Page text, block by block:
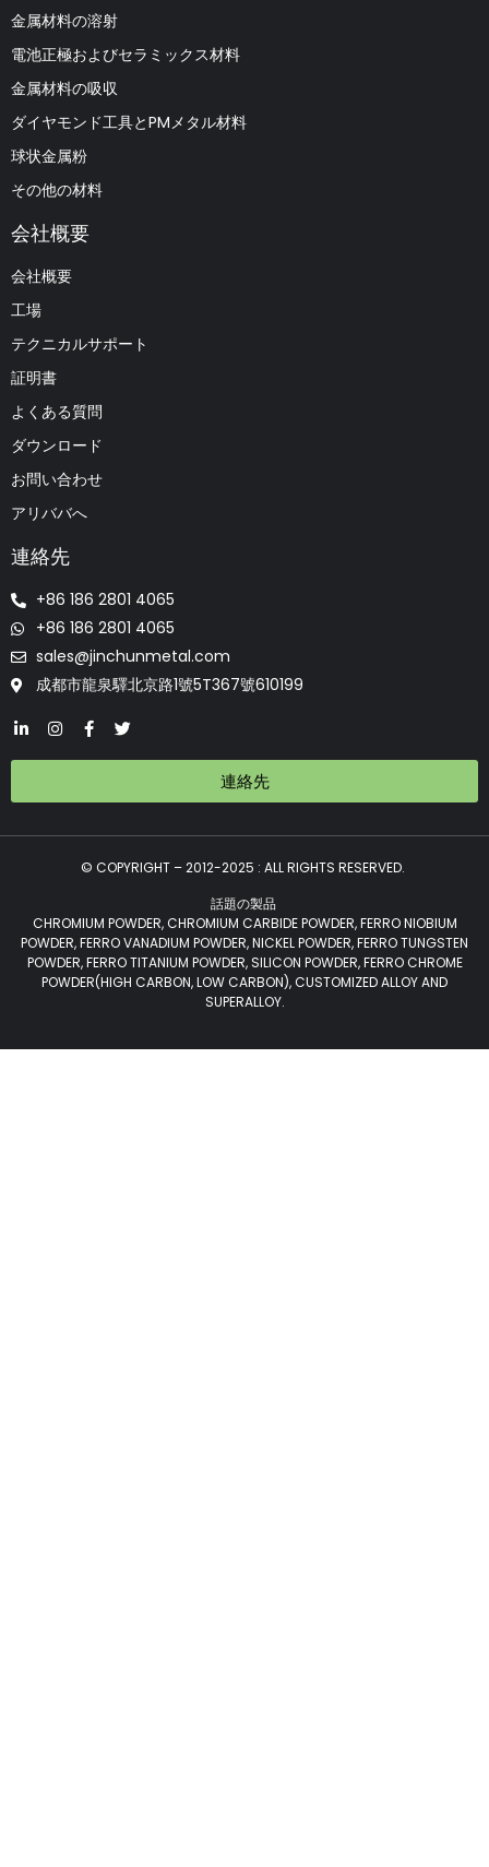
金属材料の溶射
電池正極およびセラミックス材料
金属材料の吸収
ダイヤモンド工具とPMメタル材料
球状金属粉
その他の材料
会社概要
会社概要
工場
テクニカルサポート
証明書
よくある質問
ダウンロード
お問い合わせ
アリババへ
連絡先
+86 186 2801 4065
+86 186 2801 4065
sales@jinchunmetal.com
成都市龍泉驛北京路1號5T367號610199
連絡先
© COPYRIGHT – 2012-2025 : ALL RIGHTS RESERVED.
話題の製品
CHROMIUM POWDER, CHROMIUM CARBIDE POWDER, FERRO NIOBIUM
POWDER, FERRO VANADIUM POWDER, NICKEL POWDER, FERRO TUNGSTEN
POWDER, FERRO TITANIUM POWDER, SILICON POWDER, FERRO CHROME
POWDER(HIGH CARBON, LOW CARBON), CUSTOMIZED ALLOY AND
SUPERALLOY.